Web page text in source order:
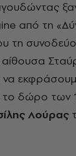
από τη
τη
αίθουσα
να
το δώρο των
Λούρας